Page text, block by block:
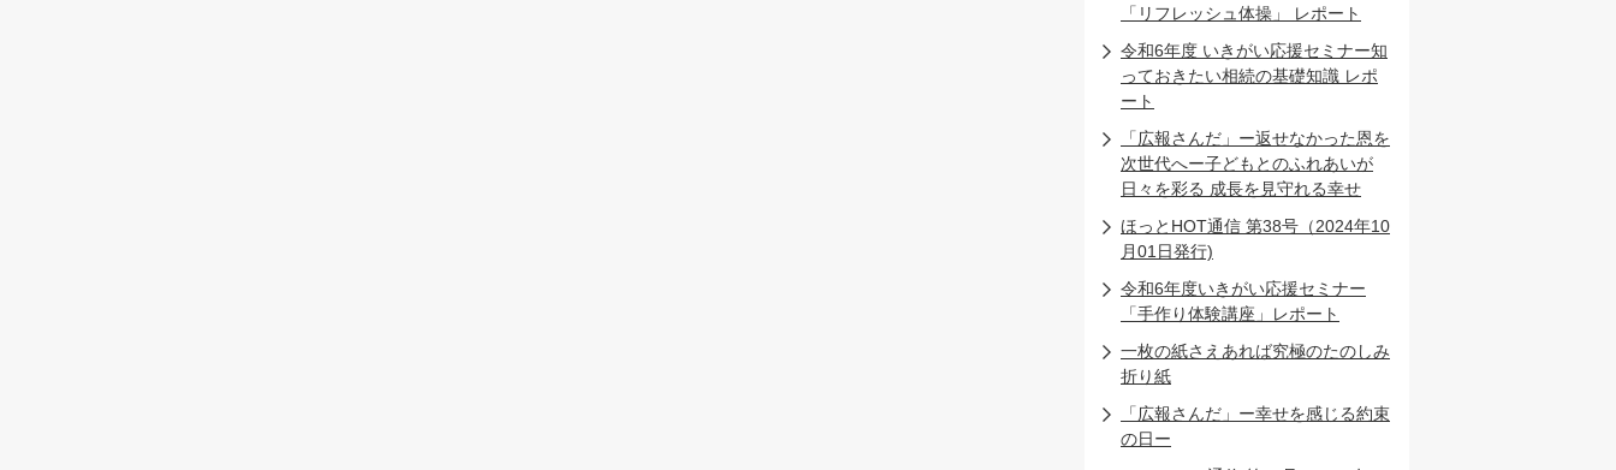
「リフレッシュ体操」 レポート
令和6年度 いきがい応援セミナー知
っておきたい相続の基礎知識 レポ
ート
「広報さんだ」ー返せなかった恩を
次世代へー子どもとのふれあいが
日々を彩る 成長を見守れる幸せ
ほっとHOT通信 第38号（2024年10
月01日発行)
令和6年度いきがい応援セミナー
「手作り体験講座」レポート
一枚の紙さえあれば究極のたのしみ
折り紙
「広報さんだ」ー幸せを感じる約束
の日ー